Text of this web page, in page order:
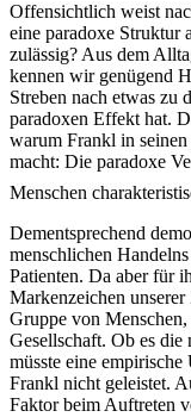
Offensichtlich weist
eine paradoxe Struktur
zulässig? Aus dem
kennen wir genügend
Streben nach etwas zu
paradoxen Effekt hat.
warum Frankl in
macht: Die paradoxe
Menschen
Dementsprechend
menschlichen
Patienten. Da aber für
Markenzeichen
Gruppe von
Gesellschaft. Ob es die
müsste eine
Frankl nicht geleistet.
Faktor beim Auftreten